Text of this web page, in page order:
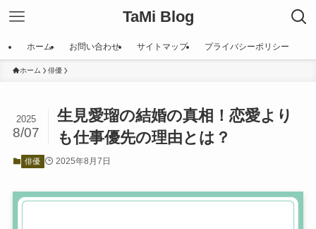
TaMi Blog
ホーム お問い合わせ サイトマップ プライバシーポリシー
ホーム 俳優
生見愛瑠の結婚の真相！恋愛より
も仕事優先の理由とは？
2025
8/07
俳優 2025年8月7日